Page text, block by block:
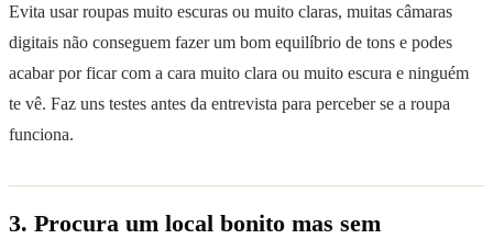
Evita usar roupas muito escuras ou muito claras, muitas câmaras
digitais não conseguem fazer um bom equilíbrio de tons e podes
acabar por ficar com a cara muito clara ou muito escura e ninguém
te vê. Faz uns testes antes da entrevista para perceber se a roupa
funciona.
3. Procura um local bonito mas sem